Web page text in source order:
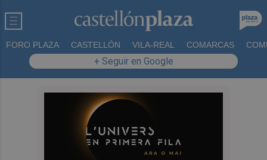
FORO PLAZA CASTELLÓN VILA-REAL COMARCAS
+ Seguir en Google